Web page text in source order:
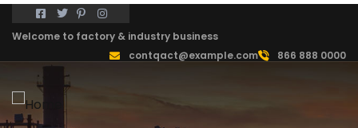
Welcome to factory & industry business
contqact@example.com
866 888 0000